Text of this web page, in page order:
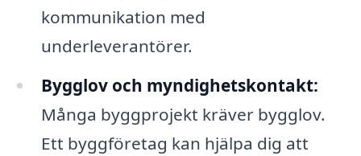
kommunikation med
underleverantörer.
Bygglov och myndighetskontakt:
Många byggprojekt kräver bygglov.
Ett byggföretag kan hjälpa dig att